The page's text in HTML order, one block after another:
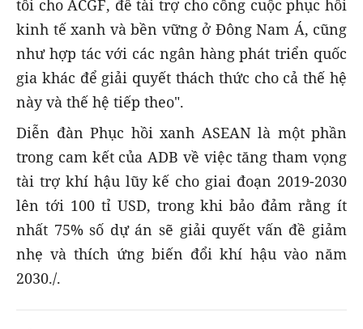
tôi cho ACGF, để tài trợ cho công cuộc phục hồi
kinh tế xanh và bền vững ở Đông Nam Á, cũng
như hợp tác với các ngân hàng phát triển quốc
gia khác để giải quyết thách thức cho cả thế hệ
này và thế hệ tiếp theo".
Diễn đàn Phục hồi xanh ASEAN là một phần
trong cam kết của ADB về việc tăng tham vọng
tài trợ khí hậu lũy kế cho giai đoạn 2019-2030
lên tới 100 tỉ USD, trong khi bảo đảm rằng ít
nhất 75% số dự án sẽ giải quyết vấn đề giảm
nhẹ và thích ứng biến đổi khí hậu vào năm
2030./.